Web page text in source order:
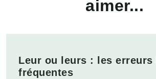
aimer...
Leur ou leurs : les
fréquentes